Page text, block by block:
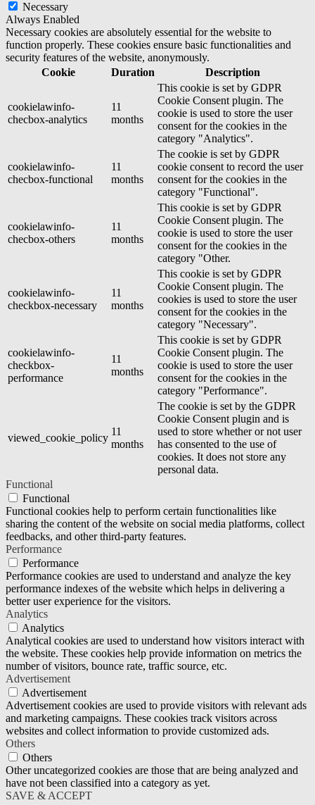
Necessary
Always Enabled
Necessary cookies are absolutely essential for the website to
function properly. These cookies ensure basic functionalities and
security features of the website, anonymously.
Cookie
Duration Description
cookielawinfo-
checbox-analytics
11
months
This cookie is set by GDPR
Cookie Consent plugin. The
cookie is used to store the user
consent for the cookies in the
category "Analytics".
cookielawinfo-
checbox-functional
11
months
The cookie is set by GDPR
cookie consent to record the user
consent for the cookies in the
category "Functional".
cookielawinfo-
checbox-others
11
months
This cookie is set by GDPR
Cookie Consent plugin. The
cookie is used to store the user
consent for the cookies in the
category "Other.
cookielawinfo-
checkbox-necessary
11
months
This cookie is set by GDPR
Cookie Consent plugin. The
cookies is used to store the user
consent for the cookies in the
category "Necessary".
cookielawinfo-
checkbox-
performance
11
months
This cookie is set by GDPR
Cookie Consent plugin. The
cookie is used to store the user
consent for the cookies in the
category "Performance".
viewed_cookie_policy
11
months
The cookie is set by the GDPR
Cookie Consent plugin and is
used to store whether or not user
has consented to the use of
cookies. It does not store any
personal data.
Functional
Functional
Functional cookies help to perform certain functionalities like
sharing the content of the website on social media platforms, collect
feedbacks, and other third-party features.
Performance
Performance
Performance cookies are used to understand and analyze the key
performance indexes of the website which helps in delivering a
better user experience for the visitors.
Analytics
Analytics
Analytical cookies are used to understand how visitors interact with
the website. These cookies help provide information on metrics the
number of visitors, bounce rate, traffic source, etc.
Advertisement
Advertisement
Advertisement cookies are used to provide visitors with relevant ads
and marketing campaigns. These cookies track visitors across
websites and collect information to provide customized ads.
Others
Others
Other uncategorized cookies are those that are being analyzed and
have not been classified into a category as yet.
SAVE & ACCEPT